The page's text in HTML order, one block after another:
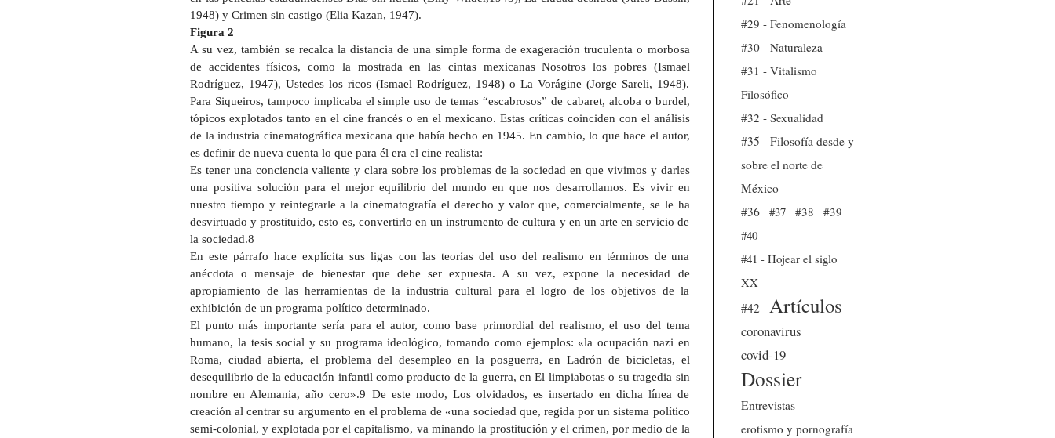
1948) y Crimen sin castigo (Elia Kazan, 1947).
Figura 2
A su vez, también se recalca la distancia de una simple forma de exageración truculenta o morbosa
de accidentes físicos, como la mostrada en las cintas mexicanas Nosotros los pobres (Ismael
Rodríguez, 1947), Ustedes los ricos (Ismael Rodríguez, 1948) o La Vorágine (Jorge Sareli, 1948).
Para Siqueiros, tampoco implicaba el simple uso de temas “escabrosos” de cabaret, alcoba o burdel,
tópicos explotados tanto en el cine francés o en el mexicano. Estas críticas coinciden con el análisis
de la industria cinematográfica mexicana que había hecho en 1945. En cambio, lo que hace el autor,
es definir de nueva cuenta lo que para él era el cine realista:
Es tener una conciencia valiente y clara sobre los problemas de la sociedad en que vivimos y darles
una positiva solución para el mejor equilibrio del mundo en que nos desarrollamos. Es vivir en
nuestro tiempo y reintegrarle a la cinematografía el derecho y valor que, comercialmente, se le ha
desvirtuado y prostituido, esto es, convertirlo en un instrumento de cultura y en un arte en servicio de
la sociedad.8
En este párrafo hace explícita sus ligas con las teorías del uso del realismo en términos de una
anécdota o mensaje de bienestar que debe ser expuesta. A su vez, expone la necesidad de
apropiamiento de las herramientas de la industria cultural para el logro de los objetivos de la
exhibición de un programa político determinado.
El punto más importante sería para el autor, como base primordial del realismo, el uso del tema
humano, la tesis social y su programa ideológico, tomando como ejemplos: «la ocupación nazi en
Roma, ciudad abierta, el problema del desempleo en la posguerra, en Ladrón de bicicletas, el
desequilibrio de la educación infantil como producto de la guerra, en El limpiabotas o su tragedia sin
nombre en Alemania, año cero».9 De este modo, Los olvidados, es insertado en dicha línea de
creación al centrar su argumento en el problema de «una sociedad que, regida por un sistema político
semi-colonial, y explotada por el capitalismo, va minando la prostitución y el crimen, por medio de la
#29 - Fenomenología
#30 - Naturaleza
#31 - Vitalismo
Filosófico
#32 - Sexualidad
#35 - Filosofía desde y
sobre el norte de
México
#36
#37 #38
#39
#40
#41 - Hojear el siglo
XX
#42
Artículos
coronavirus
covid-19
Dossier
Entrevistas
erotismo y pornografía